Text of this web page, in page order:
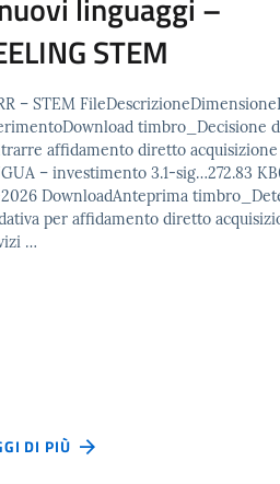
STEM
– STEM
timbro_Decisione
affidamento diretto
– investimento 3.1-sig…272.83
DownloadAnteprima
per affidamento diretto
…
DI PIÙ